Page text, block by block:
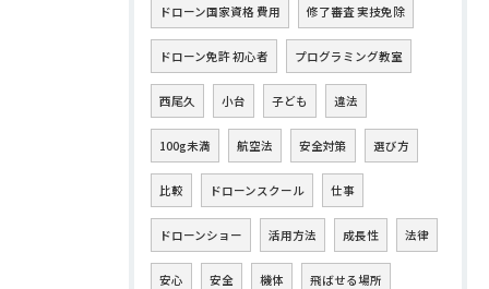
ドローン国家資格 費用 修了審査 実技免除
ドローン免許 初心者 プログラミング教室
西尾久 小台 子ども 違法
100g未満 航空法 安全対策 選び方
比較 ドローンスクール 仕事
ドローンショー 活用方法 成長性 法律
安心 安全 機体 飛ばせる場所